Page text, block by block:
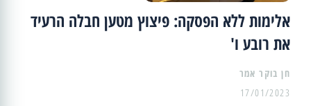
אלימות ללא הפסקה: פיצוץ מטען חבלה הרעיד
את רובע ו'
17/01/2023